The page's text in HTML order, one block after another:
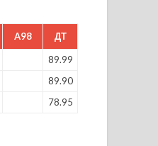
A98 ДТ
89.99
89.90
78.95